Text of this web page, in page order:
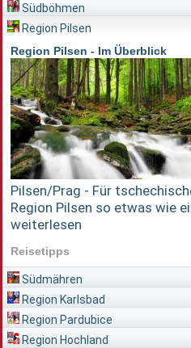
Südböhmen
Region Pilsen
Region Pilsen - Im Überblick
Pilsen/Prag - Für
Region Pilsen so etwas wie
weiterlesen
Reisetipps
Südmähren
Region Karlsbad
Region Pardubice
Region Hochland